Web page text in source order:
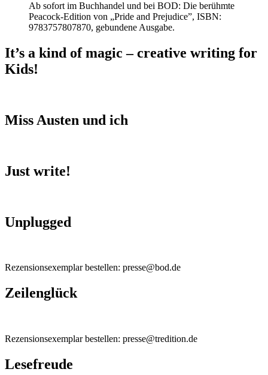
Ab sofort im Buchhandel und bei BOD: Die berühmte
Peacock-Edition von „Pride and Prejudice”, ISBN:
9783757807870, gebundene Ausgabe.
It’s a kind of magic – creative writing for
Kids!
Miss Austen und ich
Just write!
Unplugged
Rezensionsexemplar bestellen: presse@bod.de
Zeilenglück
Rezensionsexemplar bestellen: presse@tredition.de
Lesefreude